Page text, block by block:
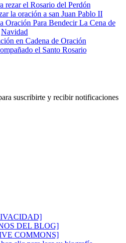
suscribirte y recibir notificaciones
DEL BLOG]
COMMONS]